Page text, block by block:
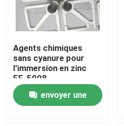
Accueil
Produits
Agents chimiques
sans cyanure pour
l'immersion en zinc
FF-5908
envoyer une